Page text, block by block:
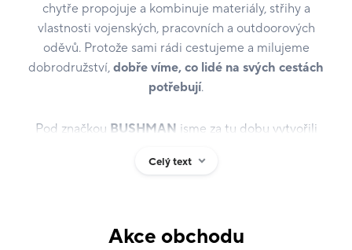
chytře propojuje a kombinuje materiály, střihy a
vlastnosti vojenských, pracovních a outdoorových
oděvů. Protože sami rádi cestujeme a milujeme
dobrodružství, dobře víme, co lidé na svých cestách
potřebují.
Pod značkou BUSHMAN jsme za tu dobu vytvořili
, které daly vzniknout i vlastnímu
prověřila dlouhá doba
. Neděláme oblečení na jednu
Celý text
Akce obchodu